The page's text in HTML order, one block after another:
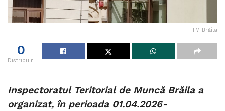
ITM Brăila
0
Distribuiri
Inspectoratul Teritorial de Muncă Brăila a
organizat, în perioada 01.04.2026-